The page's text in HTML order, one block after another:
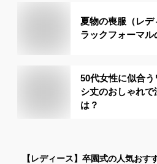
夏物の喪服（レ
ラックフォーマル
50代女性に似合
シ丈のおしゃれ
は？
【レディース】 卒園式の人気おす